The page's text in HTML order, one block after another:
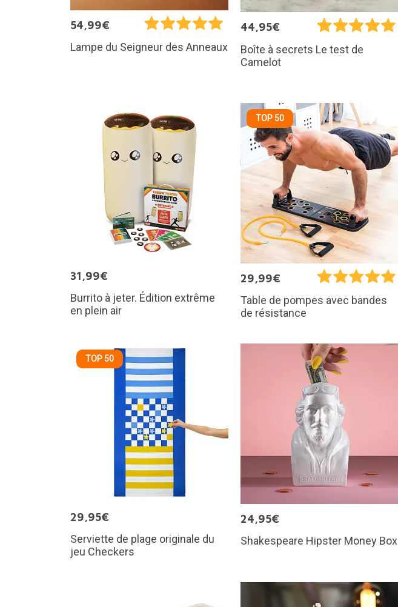
54,99€
Lampe du Seigneur des Anneaux
44,95€
Boîte à secrets Le test de
Camelot
31,99€
Burrito à jeter. Édition extrême
en plein air
TOP 50
29,99€
Table de pompes avec bandes
de résistance
TOP 50
29,95€
Serviette de plage originale du
jeu Checkers
24,95€
Shakespeare Hipster Money Box